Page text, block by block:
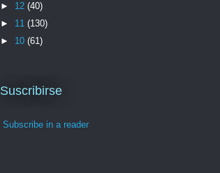
► 12 (40)
► 11 (130)
► 10 (61)
Suscribirse
Subscribe in a reader